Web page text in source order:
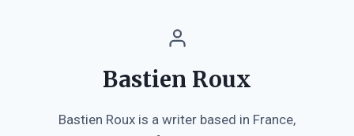
Bastien Roux
Bastien Roux is a writer based in France,